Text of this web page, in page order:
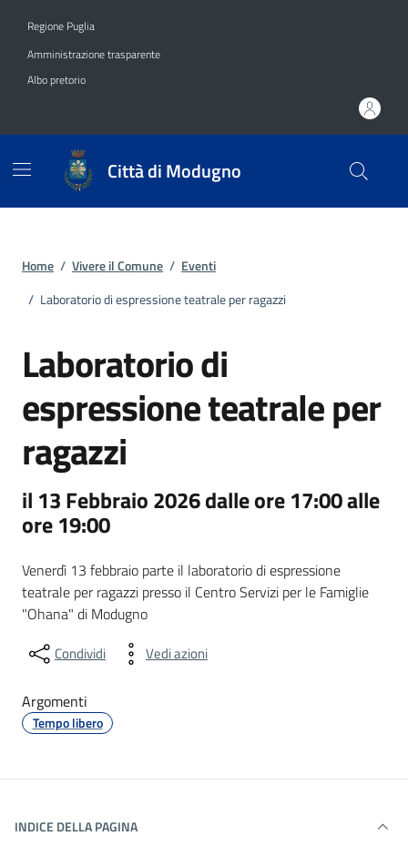
Regione Puglia
Amministrazione trasparente
Albo pretorio
Città di Modugno
Home / Vivere il Comune / Eventi
/ Laboratorio di espressione teatrale per ragazzi
Laboratorio di
espressione teatrale per
ragazzi
il 13 Febbraio 2026 dalle ore 17:00 alle
ore 19:00
Venerdì 13 febbraio parte il laboratorio di espressione
teatrale per ragazzi presso il Centro Servizi per le Famiglie
"Ohana" di Modugno
Condividi Vedi azioni
Argomenti
Tempo libero
INDICE DELLA PAGINA